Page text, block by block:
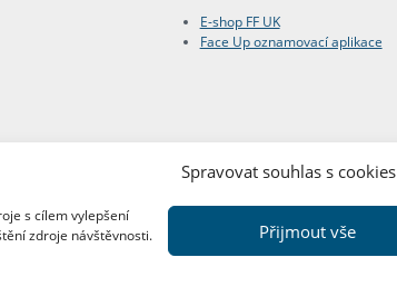
Spravovat souhlas s cookies
s cílem vylepšení
zdroje návštěvnosti.
Přijmout vše
E-shop FF UK
Face Up oznamovací aplikace